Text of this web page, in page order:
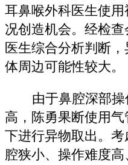
耳鼻喉外科医生使
况创造机会。经检查
医生综合分析判断
体周边可能性较大。
由于鼻腔深部
高，陈勇果断使用
下进行异物取出。
腔狭小、操作难度